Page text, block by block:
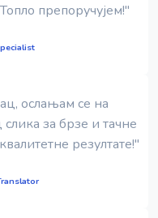
препоручујем!"
ослањам се на
за брзе и тачне
резултате!"